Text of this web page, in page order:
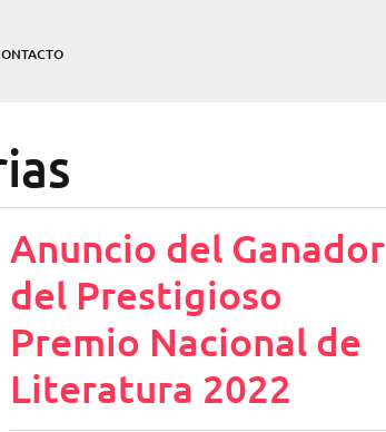
Anuncio del Ganador
del Prestigioso
Premio Nacional de
Literatura 2022